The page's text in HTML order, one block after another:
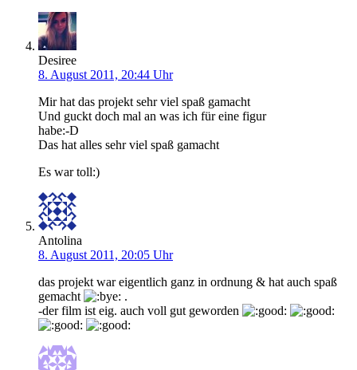
Desiree
8. August 2011, 20:44 Uhr
Mir hat das projekt sehr viel spaß gamacht
Und guckt doch mal an was ich für eine figur
habe:-D
Das hat alles sehr viel spaß gamacht
Es war toll:)
Antolina
8. August 2011, 20:05 Uhr
das projekt war eigentlich ganz in ordnung & hat auch spaß
gemacht
.
-der film ist eig. auch voll gut geworden